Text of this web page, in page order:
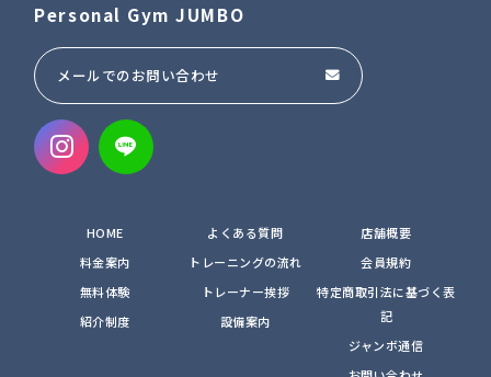
Personal Gym JUMBO
メールでのお問い合わせ
HOME
料金案内
無料体験
紹介制度
よくある質問
トレーニングの流れ
トレーナー挨拶
設備案内
店舗概要
会員規約
特定商取引法に基づく表
記
ジャンボ通信